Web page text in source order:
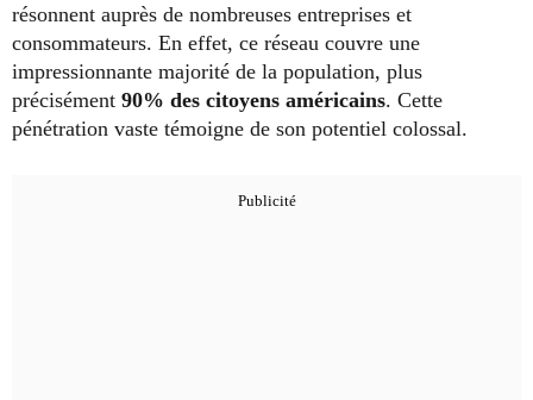
résonnent auprès de nombreuses entreprises et
consommateurs. En effet, ce réseau couvre une
impressionnante majorité de la population, plus
précisément 90% des citoyens américains. Cette
pénétration vaste témoigne de son potentiel colossal.